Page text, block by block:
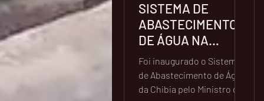
SISTEMA DE
ABASTECIMENTO
DE ÁGUA NA
CHIBIA
INAUGURADO
OFICIALMENTE
Foi inaugurado o Sistema
de Abastecimento de Água
da Chibia pelo Ministro de